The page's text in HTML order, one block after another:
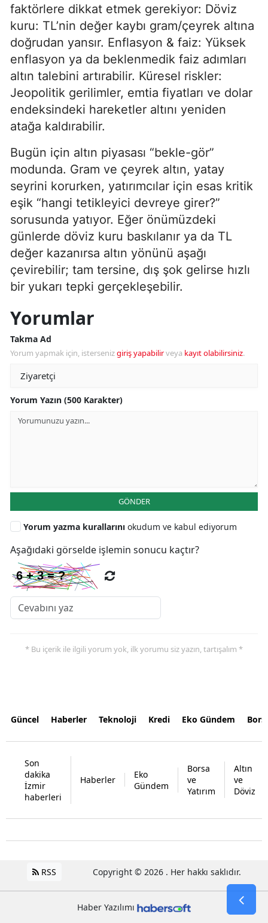
faktörlere dikkat etmek gerekiyor: Döviz
kuru: TL’nin değer kaybı gram/çeyrek altına
doğrudan yansır. Enflasyon & faiz: Yüksek
enflasyon ya da beklenmedik faiz adımları
altın talebini artırabilir. Küresel riskler:
Jeopolitik gerilimler, emtia fiyatları ve dolar
endeksindeki hareketler altını yeniden
atağa kaldırabilir.
Bugün için altın piyasası “bekle-gör”
modunda. Gram ve çeyrek altın, yatay
seyrini korurken, yatırımcılar için esas kritik
eşik “hangi tetikleyici devreye girer?”
sorusunda yatıyor. Eğer önümüzdeki
günlerde döviz kuru baskılanır ya da TL
değer kazanırsa altın yönünü aşağı
çevirebilir; tam tersine, dış şok gelirse hızlı
bir yukarı tepki gerçekleşebilir.
Yorumlar
Takma Ad
Yorum yapmak için, istersenizgiriş yapabilirveya kayıt olabilirsiniz.
Yorum Yazın (500 Karakter)
GÖNDER
Yorum yazma kurallarını okudum ve kabul ediyorum
Aşağıdaki görselde işlemin sonucu kaçtır?
* Bu içerik ile ilgili yorum yok, ilk yorumu siz yazın, tartışalım *
Güncel Haberler Teknoloji Kredi Eko Gündem
Son
dakika
İzmir
haberleri
Haberler
Eko
Gündem
Borsa
ve
Yatırım
Altın
ve
Döviz
RSS Copyright © 2026 . Her hakkı saklıdır.
Haber Yazılımı